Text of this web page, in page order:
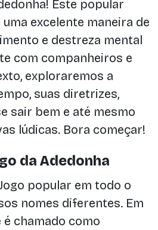
Este popular
excelente maneira de
e destreza mental
com companheiros e
exploraremos a
suas diretrizes,
sair bem e até mesmo
lúdicas. Bora começar!
da Adedonha
popular em todo o
nomes diferentes. Em
chamado como